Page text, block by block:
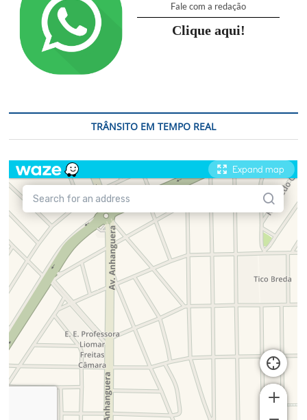
Fale com a redação
Clique aqui!
TRÂNSITO EM TEMPO REAL